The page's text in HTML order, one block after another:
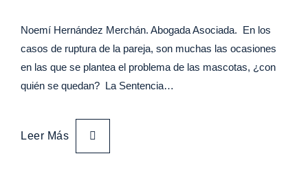
Noemí Hernández Merchán. Abogada Asociada. En los
casos de ruptura de la pareja, son muchas las ocasiones
en las que se plantea el problema de las mascotas, ¿con
quién se quedan? La Sentencia…
Leer Más